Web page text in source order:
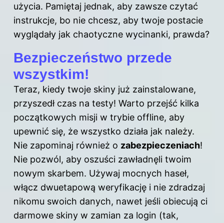
użycia. Pamiętaj jednak, aby zawsze czytać
instrukcje, bo nie chcesz, aby twoje postacie
wyglądały jak chaotyczne wycinanki, prawda?
Bezpieczeństwo przede
wszystkim!
Teraz, kiedy twoje skiny już zainstalowane,
przyszedł czas na testy! Warto przejść kilka
początkowych misji w trybie offline, aby
upewnić się, że wszystko działa jak należy.
Nie zapominaj również o zabezpieczeniach!
Nie pozwól, aby oszuści zawładnęli twoim
nowym skarbem. Używaj mocnych haseł,
włącz dwuetapową weryfikację i nie zdradzaj
nikomu swoich danych, nawet jeśli obiecują ci
darmowe skiny w zamian za login (tak,